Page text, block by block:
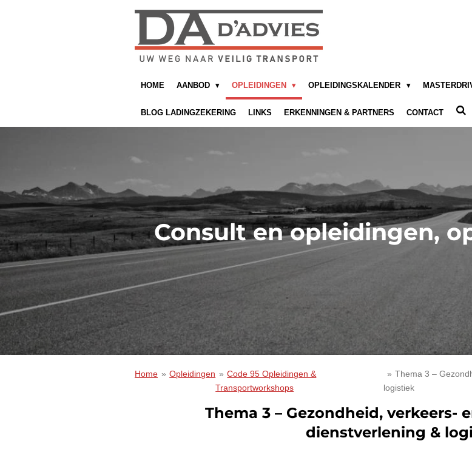
HOME AANBOD OPLEIDINGEN OPLEIDINGSKALENDER
BLOG LADINGZEKERING LINKS ERKENNINGEN & PARTNERS CONTACT
Consult en opleidingen,
Home » Opleidingen » Code 95 Opleidingen &
Transportworkshops
» Thema 3 –
logistiek
Thema 3 – Gezondheid, verkeers-
dienstverlening &